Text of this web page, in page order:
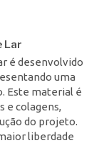
Lar
é desenvolvido
uma
Este material é
e colagens,
do projeto.
liberdade